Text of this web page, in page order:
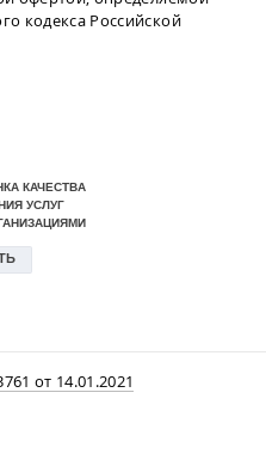
кодекса Российской
от 14.01.2021